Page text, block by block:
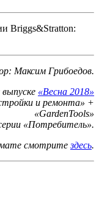
Briggs&Stratton:
Максим Грибоедов.
«Весна 2018»
и ремонта» +
«GardenTools»
«Потребитель».
смотритездесь.